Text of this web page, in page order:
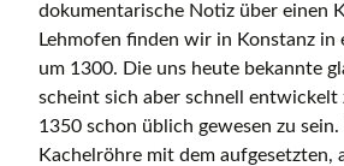
dokumentarische Notiz über einen
Lehmofen finden wir in Konstanz in
um 1300. Die uns heute bekannte
scheint sich aber schnell entwickelt
1350 schon üblich gewesen zu
Kachelröhre mit dem aufgesetzten,